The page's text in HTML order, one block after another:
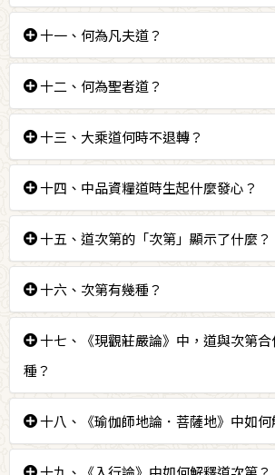
答：三乘道裡還繼續各分為資糧道、
道、無學道。
十一、何為凡夫道？
答：資糧道與加行道是凡夫道。
十二、何為聖者道？
答：見道、修道、無學道是聖者道。
十三、大乘道何時不退轉？
答：到大乘中品資糧道就不退了，但
道以上。
十四、中品資糧道時生起什麼發心？
答：如金子的發心，是不變的。
十五、道次第的「次第」顯示了什麼？
答：顯示了「沒有前面的基礎，就無
果」這樣一個關聯性；若無前前則後
十六、次第有幾種？
答：
觸、受前出生，講時卻在受支之
修道的次第，如四諦。
十七、《現觀莊嚴論》中，道與次第
種？
答：十八、《瑜伽師地論．菩薩地》中如何
答：